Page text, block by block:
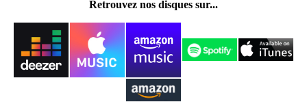
Retrouvez nos disques sur...